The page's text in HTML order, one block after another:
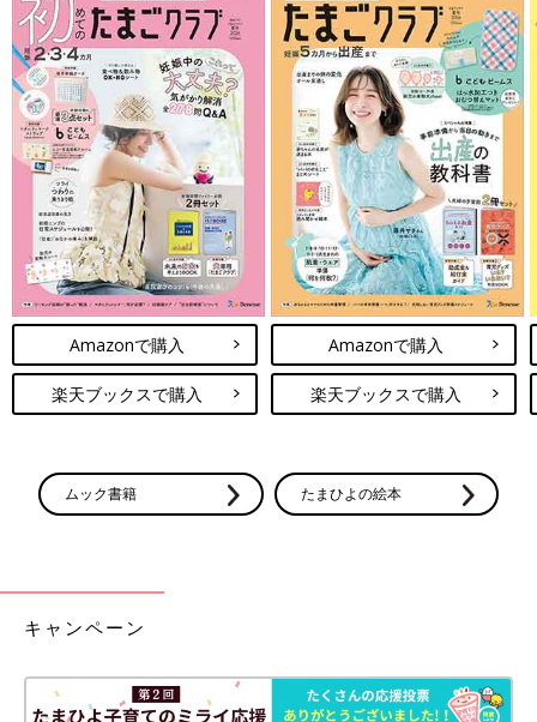
わせるのが楽しくなるアイテムですね。
ちょっとしたアウター代わりにもなる優れもの！
「ヒートパデッドマフラー」
KAORIさんは「ヒートパデッドマフラー」を購入。ふんわりとし
たボリューム感と、ハイブランド風なデザインが素敵ですよね。
Amazonで購入
楽天ブックスで購入
Amazonで購入
楽天ブックスで購入
ムック書籍 たまひよの絵本
キャンペーン